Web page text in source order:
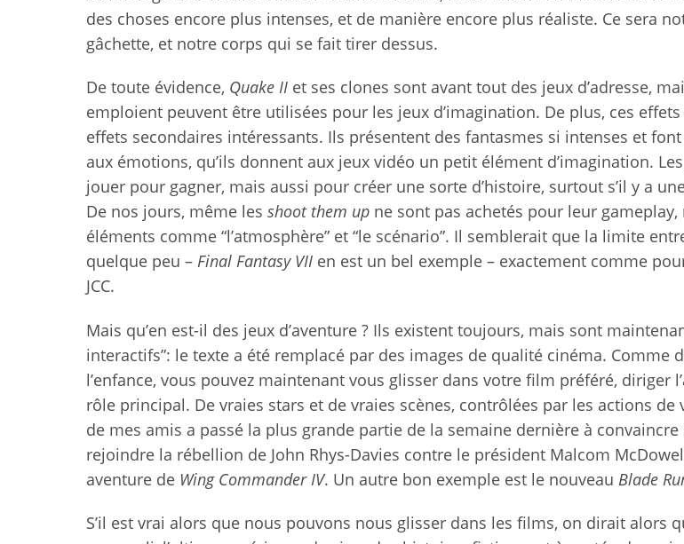
des choses encore plus intenses, et de manière encore plus réaliste. Ce sera
gâchette, et notre corps qui se fait tirer dessus.
De toute évidence, Quake II et ses clones sont avant tout des jeux d’adresse,
emploient peuvent être utilisées pour les jeux d’imagination. De plus, ces
effets secondaires intéressants. Ils présentent des fantasmes si intenses et
aux émotions, qu’ils donnent aux jeux vidéo un petit élément d’imagination.
jouer pour gagner, mais aussi pour créer une sorte d’histoire, surtout s’il y a
De nos jours, même les shoot them up ne sont pas achetés pour leur
éléments comme “l’atmosphère” et “le scénario”. Il semblerait que la limite
quelque peu – Final Fantasy VII en est un bel exemple – exactement comme
JCC.
Mais qu’en est-il des jeux d’aventure ? Ils existent toujours, mais sont
interactifs”: le texte a été remplacé par des images de qualité cinéma. Comme
l’enfance, vous pouvez maintenant vous glisser dans votre film préféré, diriger
rôle principal. De vraies stars et de vraies scènes, contrôlées par les actions de
de mes amis a passé la plus grande partie de la semaine dernière à
rejoindre la rébellion de John Rhys-Davies contre le président Malcom
aventure de Wing Commander IV. Un autre bon exemple est le nouveau Blade
S’il est vrai alors que nous pouvons nous glisser dans les films, on dirait alors